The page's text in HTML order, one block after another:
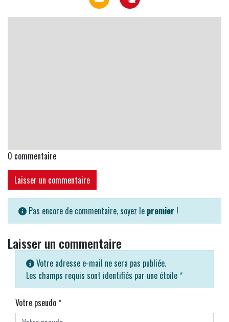
0 commentaire
Laisser un commentaire
Pas encore de commentaire, soyez le premier !
Laisser un commentaire
Votre adresse e-mail ne sera pas publiée.
Les champs requis sont identifiés par une étoile *
Votre pseudo*